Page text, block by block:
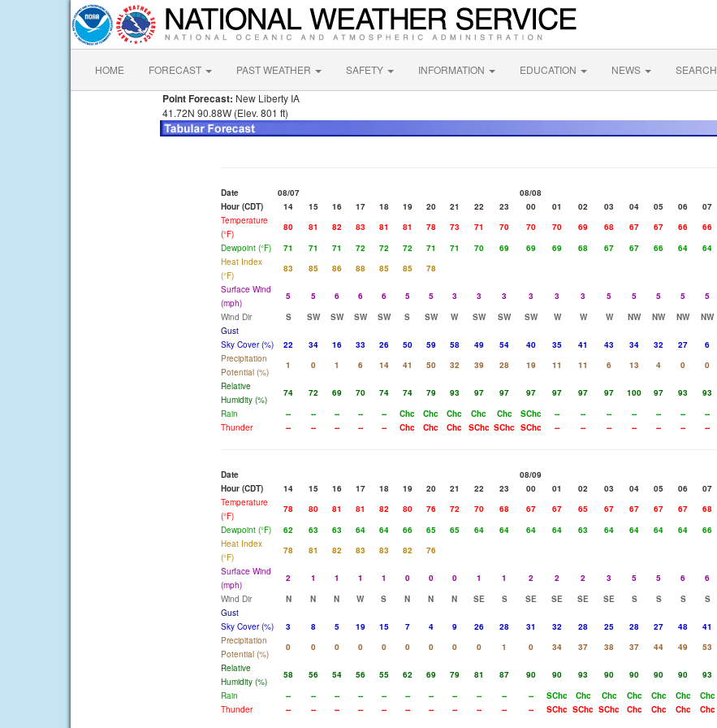
HOME FORECAST PAST WEATHER SAFETY INFORMATION EDUCATION NEWS SEARCH
Point Forecast: New Liberty IA
41.72N 90.88W (Elev. 801 ft)
Date 08/07
08/08
Hour (CDT)
14 15 16 17 18 19 20 21 22 23 00 01 02 03 04 05 06 07
Temperature
(°F)
80 81 82 83 81 81 78 73 71 70 70 70 69 68 67 67 66 66
Dewpoint (°F)
71 71 71 72 72 72 71 71 70 69 69 69 68 67 67 66 64 64
Heat Index
(°F)
83 85 86 88 85 85 78
Surface Wind
(mph)
5 5 6 6 6 5 5 3 3 3 3 3 3 5 5 5 5 5
Wind Dir
S SW SW SW SW S SW W SW SW SW W W W NW NW NW NW
Gust
Sky Cover (%)
22 34 16 33 26 50 59 58 49 54 40 35 41 43 34 32 27 6
Precipitation
Potential (%)
1 0 1 6 14 41 50 32 39 28 19 11 11 6 13 4 0 0
Relative
Humidity (%)
74 72 69 70 74 74 79 93 97 97 97 97 97 97 100 97 93 93
Rain
-- -- -- -- -- Chc Chc Chc Chc Chc SChc -- -- -- -- -- -- --
Thunder
-- -- -- -- -- Chc Chc Chc SChc SChc SChc -- -- -- -- -- -- --
Date
08/09
Hour (CDT)
14 15 16 17 18 19 20 21 22 23 00 01 02 03 04 05 06 07
Temperature
(°F)
78 80 81 81 82 80 76 72 70 68 67 67 65 67 67 67 67 68
Dewpoint (°F)
62 63 63 64 64 66 65 65 64 64 64 64 63 64 64 64 64 66
Heat Index
(°F)
78 81 82 83 83 82 76
Surface Wind
(mph)
2 1 1 1 1 0 0 0 1 1 2 2 2 3 5 5 6 6
Wind Dir
N N N W S N N N SE S SE SE SE SE S S S S
Gust
Sky Cover (%)
3 8 5 19 15 7 4 9 26 28 31 32 28 25 28 27 48 41
Precipitation
Potential (%)
0 0 0 0 0 0 0 0 0 1 0 34 37 38 37 44 49 53
Relative
Humidity (%)
58 56 54 56 55 62 69 79 81 87 90 90 93 90 90 90 90 93
Rain
-- -- -- -- -- -- -- -- -- -- -- SChc Chc Chc Chc Chc Chc Chc
Thunder
-- -- -- -- -- -- -- -- -- -- -- SChc SChc SChc Chc Chc Chc Chc